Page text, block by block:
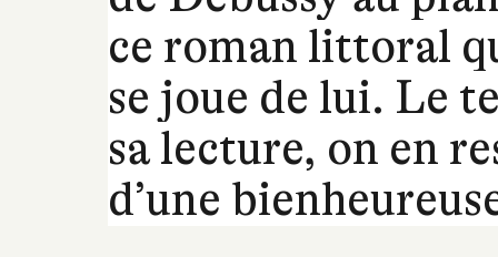
ce roman littoral
se joue de lui. Le
sa lecture, on en
d’une